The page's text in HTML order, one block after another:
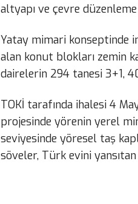
altyapı ve çevre
Yatay mimari konseptinde
alan konut blokları zemin
dairelerin 294 tanesi 3+1,
TOKİ tarafında ihalesi 4
projesinde yörenin yerel
seviyesinde yöresel taş
söveler, Türk evini yansıtan